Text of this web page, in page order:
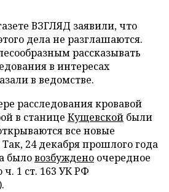
ВЗГЛЯД заявили, что
дела не разглашаются.
рассказывать
в интересах
в ведомстве.
расследования кровавой
в станице Кущевской были
все новые
24 декабря прошлого года
быловозбуждено очередное
ч. 1 ст. 163 УК РФ